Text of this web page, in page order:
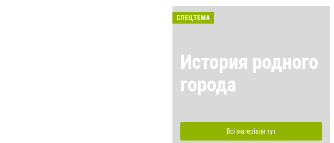
СПЕЦТЕМА
История родного
города
Всі матеріали тут